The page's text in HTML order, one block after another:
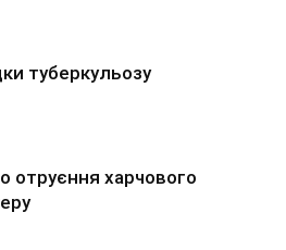
туберкульозу
отруєння харчового